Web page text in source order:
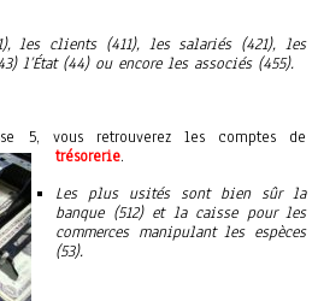
les clients (411), les salariés (421), les
l’État (44) ou encore les associés (455).
5, vous retrouverez les comptes de
trésorerie.
Les plus usités sont bien sûr la
banque (512) et la caisse pour les
commerces manipulant les espèces
(53).